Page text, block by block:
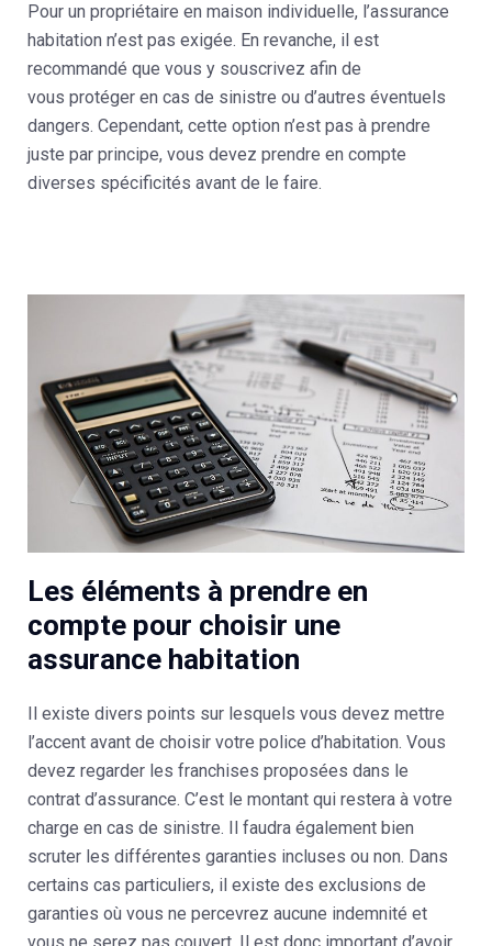
Pour un propriétaire en maison individuelle, l’assurance
habitation n’est pas exigée. En revanche, il est
recommandé que vous y souscrivez afin de
vous protéger en cas de sinistre ou d’autres éventuels
dangers. Cependant, cette option n’est pas à prendre
juste par principe, vous devez prendre en compte
diverses spécificités avant de le faire.
Les éléments à prendre en
compte pour choisir une
assurance habitation
Il existe divers points sur lesquels vous devez mettre
l’accent avant de choisir votre police d’habitation. Vous
devez regarder les franchises proposées dans le
contrat d’assurance. C’est le montant qui restera à votre
charge en cas de sinistre. Il faudra également bien
scruter les différentes garanties incluses ou non. Dans
certains cas particuliers, il existe des exclusions de
garanties où vous ne percevrez aucune indemnité et
vous ne serez pas couvert. Il est donc important d’avoir